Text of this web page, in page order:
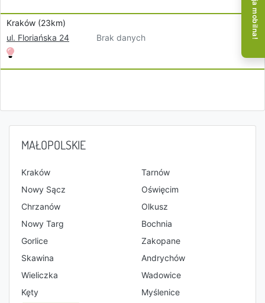
Kraków (23km)
ul. Floriańska 24
Brak danych
MAŁOPOLSKIE
Kraków
Tarnów
Nowy Sącz
Oświęcim
Chrzanów
Olkusz
Nowy Targ
Bochnia
Gorlice
Zakopane
Skawina
Andrychów
Wieliczka
Wadowice
Kęty
Myślenice